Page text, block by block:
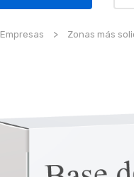
Empresas Zonas más